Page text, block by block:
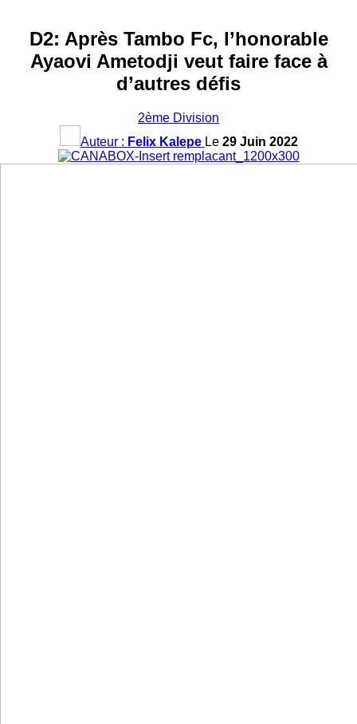
D2: Après Tambo Fc, l’honorable
Ayaovi Ametodji veut faire face à
d’autres défis
2ème Division
Auteur : Felix Kalepe Le 29 Juin 2022